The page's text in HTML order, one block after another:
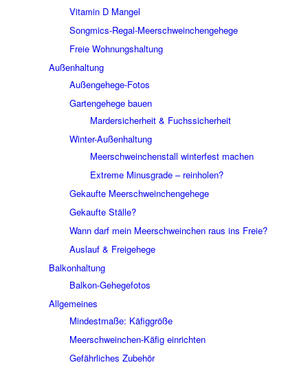
Vitamin D Mangel
Songmics-Regal-Meerschweinchengehege
Freie Wohnungshaltung
Außenhaltung
Außengehege-Fotos
Gartengehege bauen
Mardersicherheit & Fuchssicherheit
Winter-Außenhaltung
Meerschweinchenstall winterfest machen
Extreme Minusgrade – reinholen?
Gekaufte Meerschweinchengehege
Gekaufte Ställe?
Wann darf mein Meerschweinchen raus ins Freie?
Auslauf & Freigehege
Balkonhaltung
Balkon-Gehegefotos
Allgemeines
Mindestmaße: Käfiggröße
Meerschweinchen-Käfig einrichten
Gefährliches Zubehör